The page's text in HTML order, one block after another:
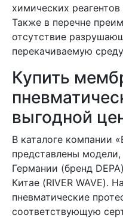
химических
Также в перечне
отсутствие
перекачиваемую
Купить
выгодной
В каталоге компании
представлены
Германии (бренд
Китае (RIVER WAVE).
пневматические
соответствующую